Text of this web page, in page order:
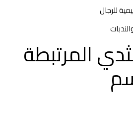
للرجال
المرتبطة